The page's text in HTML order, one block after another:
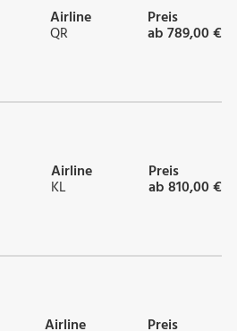
Airline
QR
Preis
ab 789,00 €
Airline
KL
Preis
ab 810,00 €
Airline Preis